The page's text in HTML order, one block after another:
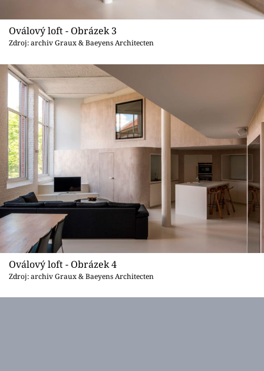
Oválový loft - Obrázek 3
Zdroj: archiv Graux & Baeyens Architecten
Oválový loft - Obrázek 4
Zdroj: archiv Graux & Baeyens Architecten